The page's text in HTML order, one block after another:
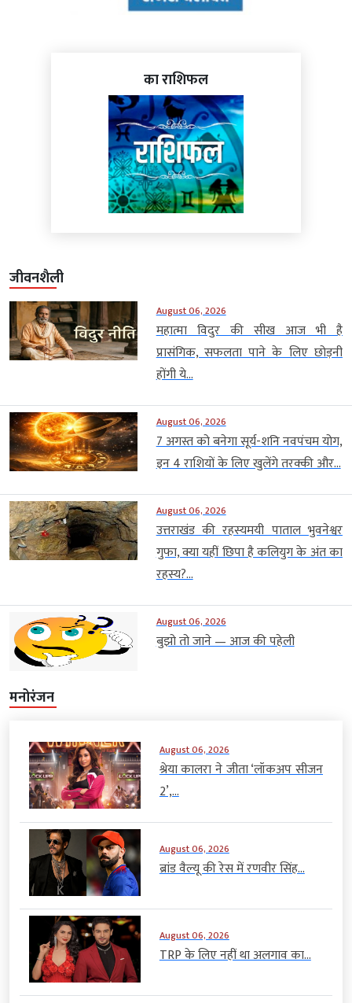
का राशिफल
जीवनशैली
August 06, 2026
महात्मा विदुर की सीख आज भी है
प्रासंगिक, सफलता पाने के लिए छोड़नी
होंगी ये...
August 06, 2026
7 अगस्त को बनेगा सूर्य-शनि नवपंचम योग,
इन 4 राशियों के लिए खुलेंगे तरक्की और...
August 06, 2026
उत्तराखंड की रहस्यमयी पाताल भुवनेश्वर
गुफा, क्या यहीं छिपा है कलियुग के अंत का
रहस्य?...
August 06, 2026
बुझो तो जाने — आज की पहेली
मनोरंजन
August 06, 2026
श्रेया कालरा ने जीता ‘लॉकअप सीजन
2’,...
August 06, 2026
ब्रांड वैल्यू की रेस में रणवीर सिंह...
August 06, 2026
TRP के लिए नहीं था अलगाव का...